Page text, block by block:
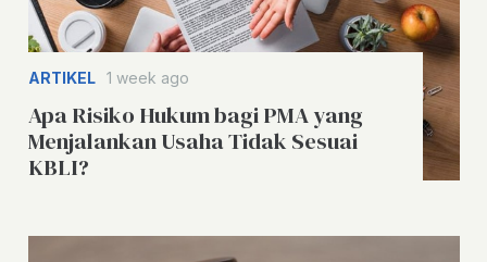
ARTIKEL 1 week ago
Apa Risiko Hukum bagi PMA yang
Menjalankan Usaha Tidak Sesuai
KBLI?